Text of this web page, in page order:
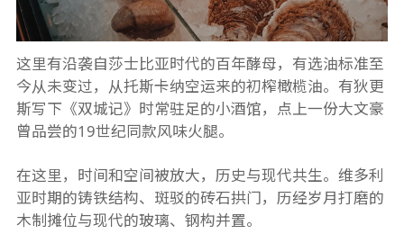
这里有沿袭自莎士比亚时代的百年酵母，有选油标准至
今从未变过，从托斯卡纳空运来的初榨橄榄油。有狄更
斯写下《双城记》时常驻足的小酒馆，点上一份大文豪
曾品尝的19世纪同款风味火腿。
在这里，时间和空间被放大，历史与现代共生。维多利
亚时期的铸铁结构、斑驳的砖石拱门，历经岁月打磨的
木制摊位与现代的玻璃、钢构并置。